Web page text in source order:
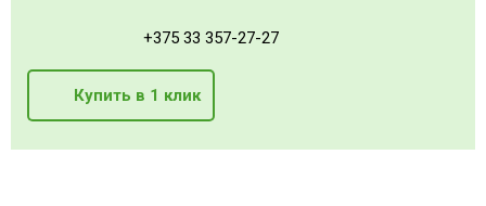
+375 33 357-27-27
Купить в 1 клик